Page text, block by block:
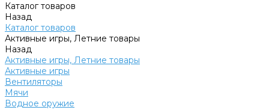
Каталог товаров
Назад
Каталог товаров
Активные игры, Летние товары
Назад
Активные игры, Летние товары
Активные игры
Вентиляторы
Мячи
Водное оружие